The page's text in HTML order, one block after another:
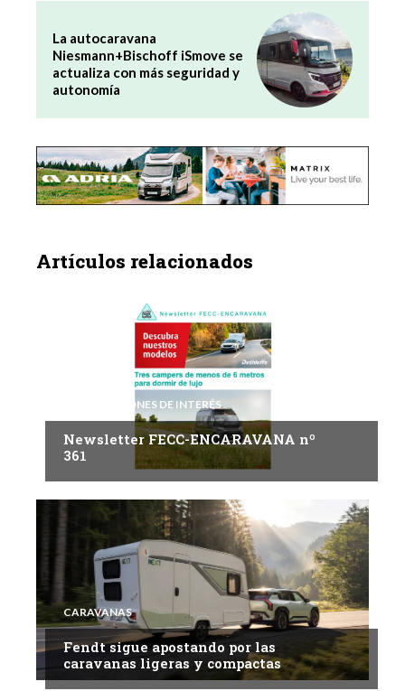
La autocaravana
Niesmann+Bischoff iSmove se
actualiza con más seguridad y
autonomía
Artículos relacionados
INFORMACIONES DE INTERÉS
Newsletter FECC-ENCARAVANA nº
361
CARAVANAS
Fendt sigue apostando por las
caravanas ligeras y compactas